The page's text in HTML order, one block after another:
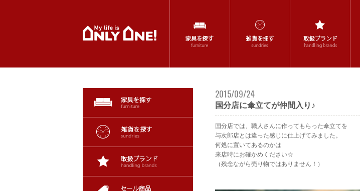
2015/09/24
国分店に傘立てが仲間入り♪
国分店では、職人さんに作ってもらった傘立てを
与次郎店とは違った感じに仕上げてみました。
何処に置いてあるのかは
来店時にお確かめください☆
（残念ながら売り物ではありません！）